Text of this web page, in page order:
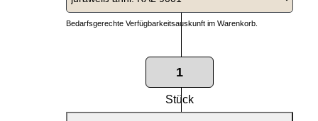
Bedarfsgerechte Verfügbarkeitsauskunft im Warenkorb.
Stück